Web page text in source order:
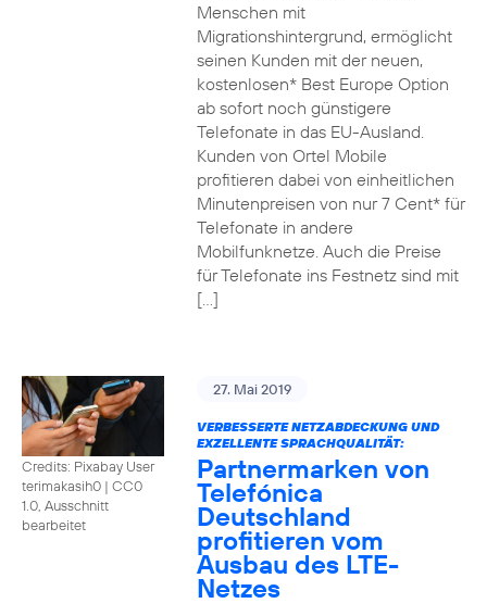
Menschen mit
Migrationshintergrund, ermöglicht
seinen Kunden mit der neuen,
kostenlosen* Best Europe Option
ab sofort noch günstigere
Telefonate in das EU-Ausland.
Kunden von Ortel Mobile
profitieren dabei von einheitlichen
Minutenpreisen von nur 7 Cent* für
Telefonate in andere
Mobilfunknetze. Auch die Preise
für Telefonate ins Festnetz sind mit
[…]
Credits: Pixabay User
terimakasih0 | CC0
1.0, Ausschnitt
bearbeitet
27. Mai 2019
VERBESSERTE NETZABDECKUNG UND
EXZELLENTE SPRACHQUALITÄT:
Partnermarken von
Telefónica
Deutschland
profitieren vom
Ausbau des LTE-
Netzes